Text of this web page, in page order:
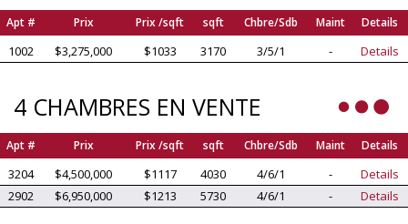
Apt # Prix Prix /sqft sqft Chbre/Sdb Maint Details
1002 $3,275,000 $1033 3170 3/5/1 - Details
4 CHAMBRES EN VENTE
Apt # Prix Prix /sqft sqft Chbre/Sdb Maint Details
3204 $4,500,000 $1117 4030 4/6/1 -
Details
2902
$6,950,000 $1213 5730 4/6/1 - Details